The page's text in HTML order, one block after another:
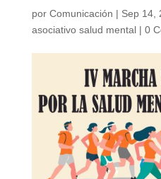
por Comunicación | Sep 14,
asociativo salud mental| 0